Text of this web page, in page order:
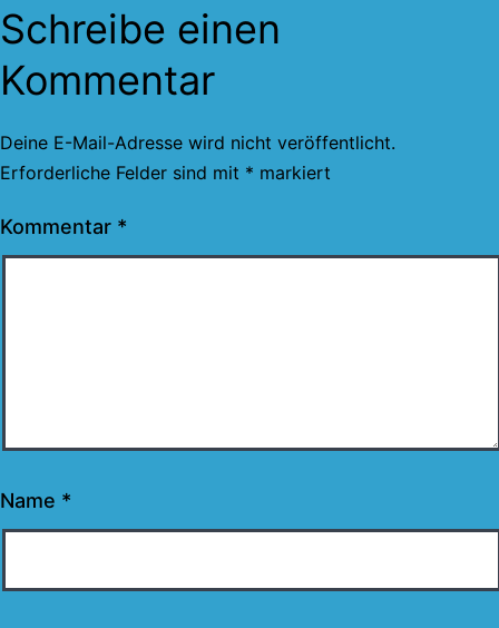
Schreibe einen
Kommentar
Deine E-Mail-Adresse wird nicht veröffentlicht.
Erforderliche Felder sind mit * markiert
Kommentar *
Name *